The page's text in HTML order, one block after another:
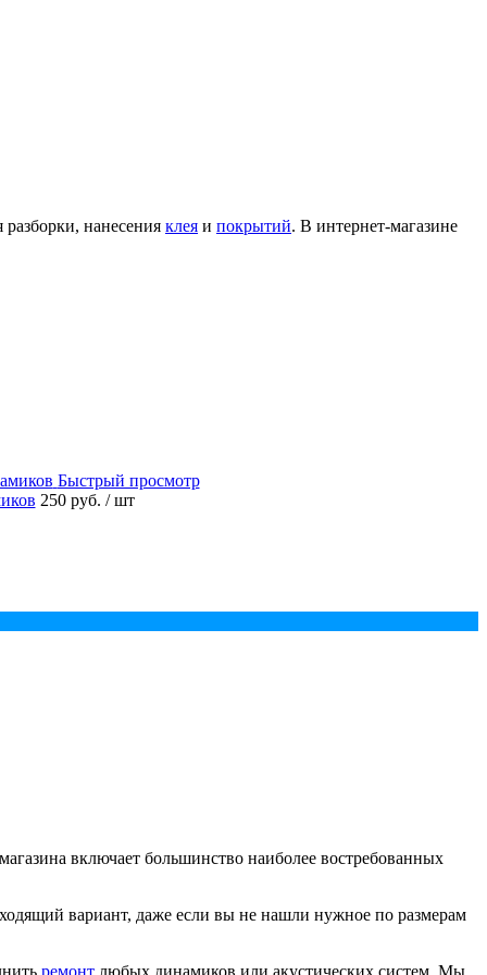
нанесения клея и покрытий. В интернет-магазине
Быстрый просмотр
250 руб. / шт
включает большинство наиболее востребованных
вариант, даже если вы не нашли нужное по размерам
ремонт любых динамиков или акустических систем. Мы